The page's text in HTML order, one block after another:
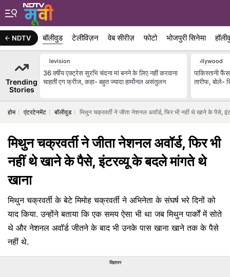
NDTV बॉलीवुड टेलीविज़न वेब सीरीज़ फोटो भोजपुरी सिनेमा
Trending
Stories
Television
36 वर्षीय एक्ट्रेस सुरभि चंदना मां बनने के लिए नहीं करवाना
चाहतीं एग फ्रीज, कहा- बहुत ज्यादा हार्मोनल असंतुलन
Bollywood
पाकिस्तानी
तारीफ, बोले-
होम एंटरटेनमेंट बॉलीवुड मिथुन चक्रवर्ती ने जीता नेशनल अवॉर्ड, फिर भी नहीं थे खाने के पैसे,
मिथुन चक्रवर्ती ने जीता नेशनल अवॉर्ड, फिर भी
नहीं थे खाने के पैसे, इंटरव्यू के बदले मांगते थे
खाना
मिथुन चक्रवर्ती के बेटे मिमोह चक्रवर्ती ने अभिनेता के संघर्ष भरे दिनों को
याद किया. उन्होंने बताया कि एक समय ऐसा भी था जब मिथुन पार्कों में सोते
थे और नेशनल अवॉर्ड जीतने के बाद भी उनके पास खाना खाने तक के पैसे
नहीं थे.
विज्ञापन